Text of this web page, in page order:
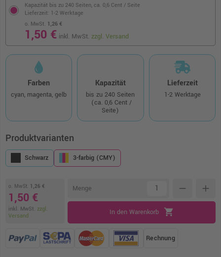
Kapazität bis zu 240 Seiten, ca. 0,6 Cent / Seite
o. MwSt. 1,26 €
1,50 € inkl. MwSt.zzgl. Versand
Lieferzeit: 1-2 Werktage
Farben
cyan, magenta, gelb
Kapazität
bis zu 240 Seiten
(ca. 0,6 Cent /
Seite)
Lieferzeit
1-2 Werktage
Produktvarianten
Schwarz 3-farbig (CMY)
o. MwSt. 1,26 €
1,50 €
inkl. MwSt. zzgl.
Versand
Menge remove add
In den Warenkorb shopping_cart
Rechnung